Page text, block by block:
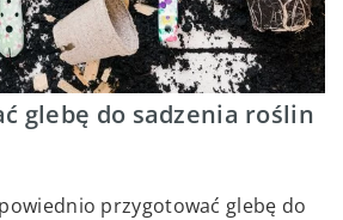
glebę do sadzenia roślin
przygotować glebę do